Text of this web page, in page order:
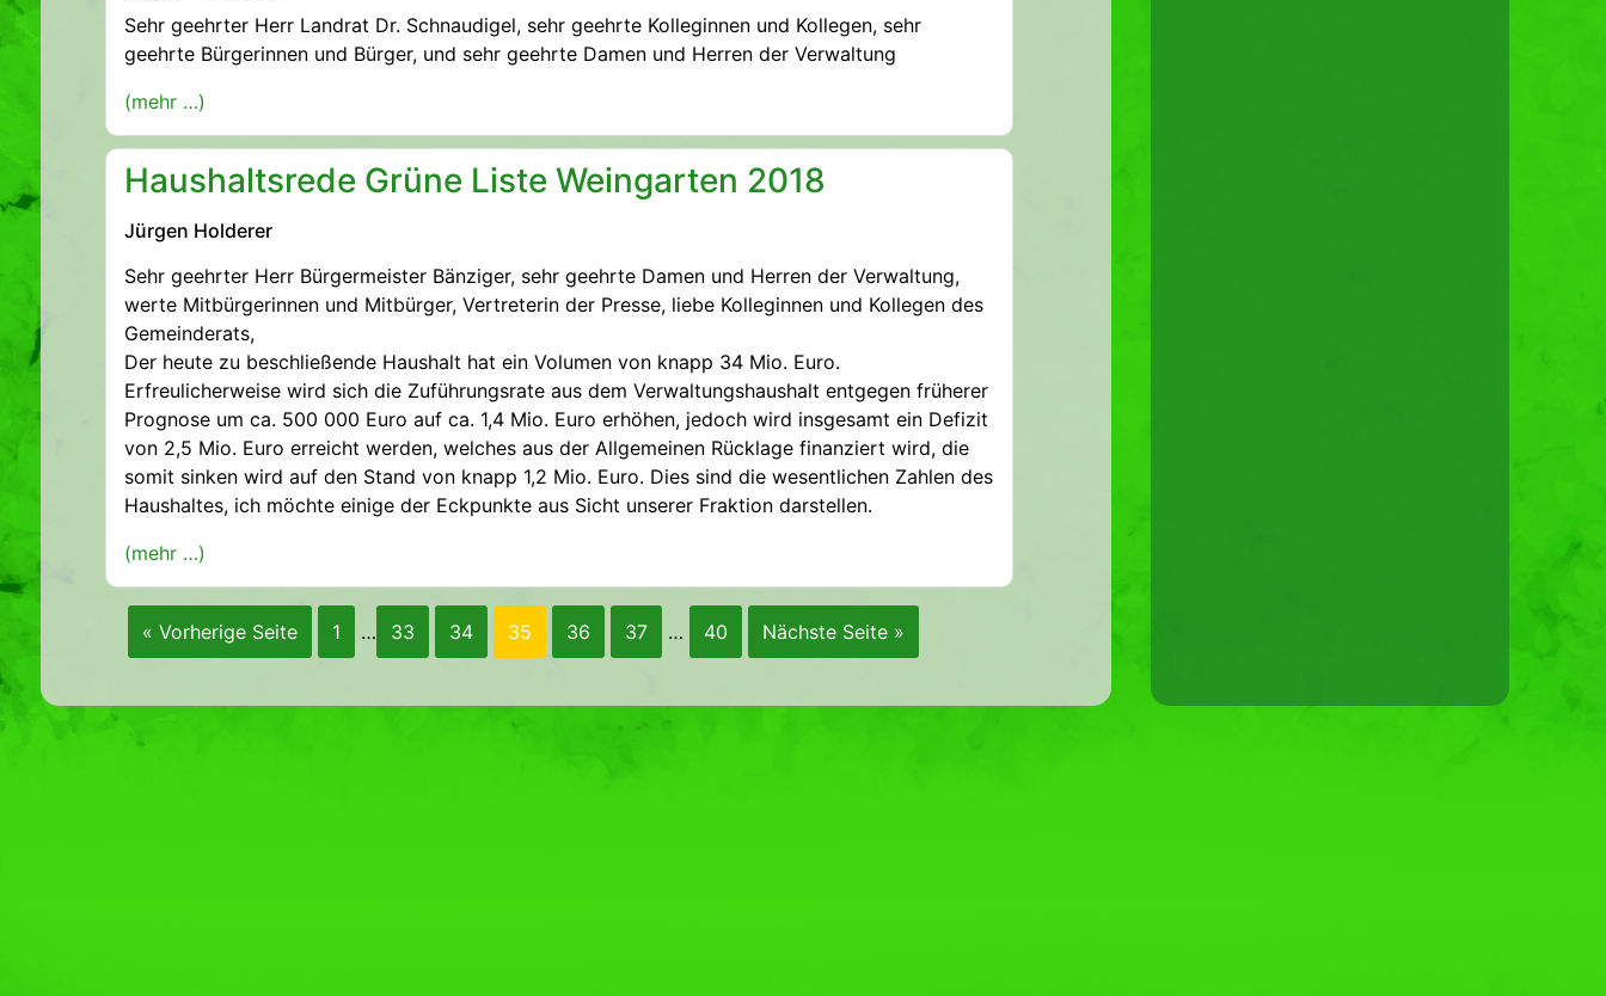
Sehr geehrter Herr Landrat Dr. Schnaudigel, sehr geehrte Kolleginnen und Kollegen, sehr
geehrte Bürgerinnen und Bürger, und sehr geehrte Damen und Herren der Verwaltung
(mehr …)
Haushaltsrede Grüne Liste Weingarten 2018
Jürgen Holderer
Sehr geehrter Herr Bürgermeister Bänziger, sehr geehrte Damen und Herren der Verwaltung,
werte Mitbürgerinnen und Mitbürger, Vertreterin der Presse, liebe Kolleginnen und Kollegen des
Gemeinderats,
Der heute zu beschließende Haushalt hat ein Volumen von knapp 34 Mio. Euro.
Erfreulicherweise wird sich die Zuführungsrate aus dem Verwaltungshaushalt entgegen früherer
Prognose um ca. 500 000 Euro auf ca. 1,4 Mio. Euro erhöhen, jedoch wird insgesamt ein Defizit
von 2,5 Mio. Euro erreicht werden, welches aus der Allgemeinen Rücklage finanziert wird, die
somit sinken wird auf den Stand von knapp 1,2 Mio. Euro. Dies sind die wesentlichen Zahlen des
Haushaltes, ich möchte einige der Eckpunkte aus Sicht unserer Fraktion darstellen.
(mehr …)
« Vorherige Seite 1 … 33 34 35 36 37 … 40 Nächste Seite »